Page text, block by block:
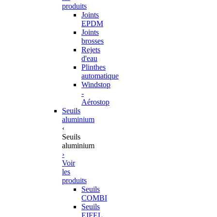
produits
Joints
EPDM
Joints
brosses
Rejets
d'eau
Plinthes
automatique
Windstop
-
Aérostop
Seuils
aluminium
‹
Seuils
aluminium
›
Voir
les
produits
Seuils
COMBI
Seuils
EIFEL